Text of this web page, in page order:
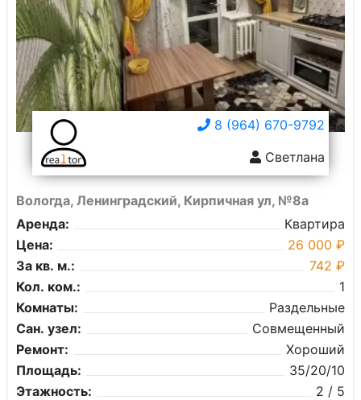
8 (964) 670-9792
Светлана
Вологда, Ленинградский, Кирпичная ул, №8а
Аренда:
Квартира
Цена:
26 000 ₽
За кв. м.:
742 ₽
Кол. ком.:
1
Комнаты:
Раздельные
Сан. узел:
Совмещенный
Ремонт:
Хороший
Площадь:
35/20/10
Этажность:
2 / 5